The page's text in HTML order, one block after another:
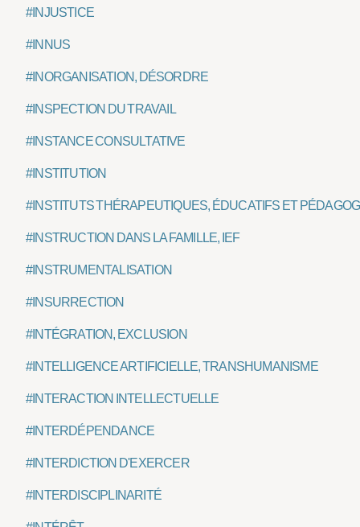
#INJUSTICE
#INNUS
#INORGANISATION, DÉSORDRE
#INSPECTION DU TRAVAIL
#INSTANCE CONSULTATIVE
#INSTITUTION
#INSTITUTS THÉRAPEUTIQUES, ÉDUCATIFS ET
#INSTRUCTION DANS LA FAMILLE, IEF
#INSTRUMENTALISATION
#INSURRECTION
#INTÉGRATION, EXCLUSION
#INTELLIGENCE ARTIFICIELLE, TRANSHUMANISME
#INTERACTION INTELLECTUELLE
#INTERDÉPENDANCE
#INTERDICTION D'EXERCER
#INTERDISCIPLINARITÉ